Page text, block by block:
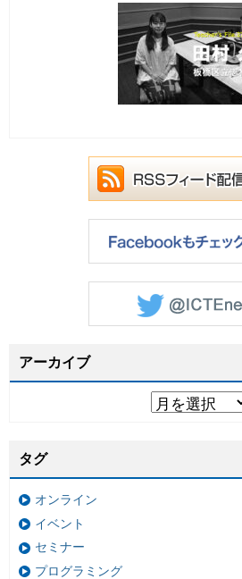
アーカイブ
タグ
オンライン
イベント
セミナー
プログラミング